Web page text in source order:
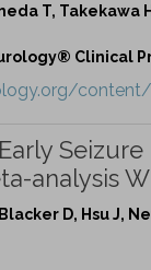
T, Takekawa
Clinical
analysis
D, Hsu J,